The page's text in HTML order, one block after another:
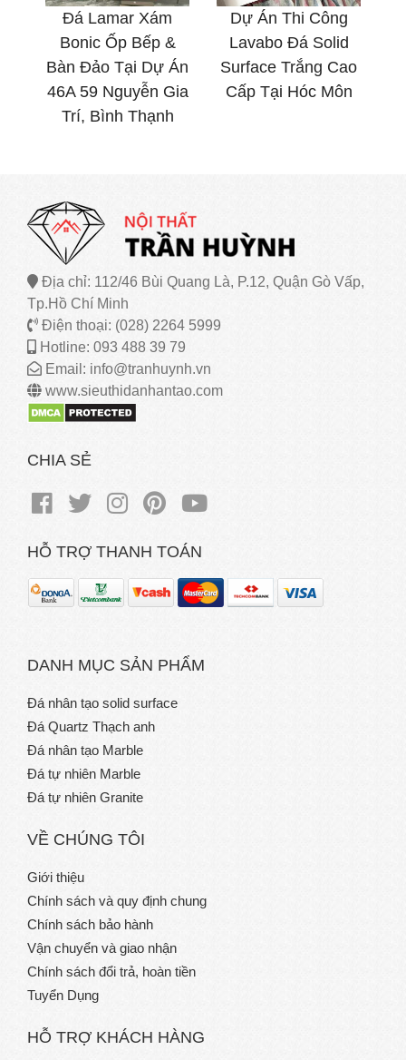
Đá Lamar Xám
Bonic Ốp Bếp &
Bàn Đảo Tại Dự Án
46A 59 Nguyễn Gia
Trí, Bình Thạnh
Dự Án Thi Công
Lavabo Đá Solid
Surface Trắng Cao
Cấp Tại Hóc Môn
Địa chỉ: 112/46 Bùi Quang Là, P.12, Quận Gò Vấp,
Tp.Hồ Chí Minh
Điện thoại: (028) 2264 5999
Hotline: 093 488 39 79
Email: info@tranhuynh.vn
www.sieuthidanhantao.com
CHIA SẺ
HỖ TRỢ THANH TOÁN
DANH MỤC SẢN PHẨM
Đá nhân tạo solid surface
Đá Quartz Thạch anh
Đá nhân tạo Marble
Đá tự nhiên Marble
Đá tự nhiên Granite
VỀ CHÚNG TÔI
Giới thiệu
Chính sách và quy định chung
Chính sách bảo hành
Vận chuyển và giao nhận
Chính sách đổi trả, hoàn tiền
Tuyển Dụng
HỖ TRỢ KHÁCH HÀNG